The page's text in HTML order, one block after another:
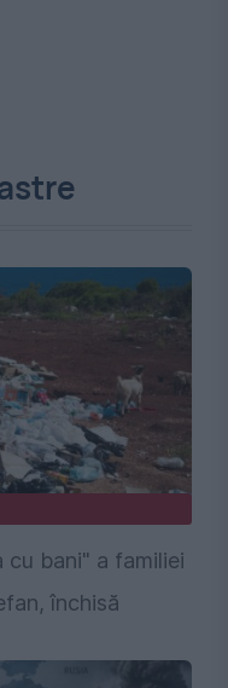
cu bani" a familiei
închisă